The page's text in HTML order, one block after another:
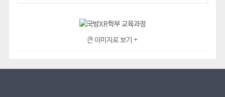
큰 이미지로 보기 +